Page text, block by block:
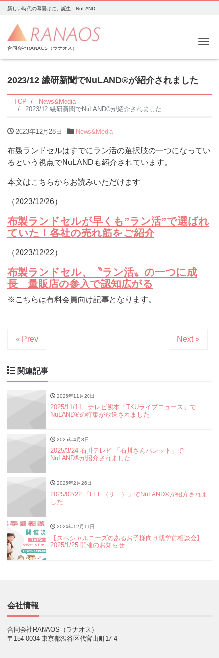
新しい時代の幕開けに。誕生、NuLAND
合同会社RANAOS（ラナオス）
2023/12 繊研新聞でNuLAND®︎が紹介されました
TOP
News&Media
2023/12 繊研新聞でNuLAND®︎が紹介されました
2023年12月28日 News&Media
布製ランドセルはすでにラン活の選択肢の一つになってい
るという視点でNuLANDも紹介されています。
本文はこちらからお読みいただけます
（2023/12/26）
布製ランドセルが早くも”ラン活”で選ばれ
ていた！各社の売れ筋をご紹介
（2023/12/22）
布製ランドセル、〝ラン活〟の一つに成
長 量販店の参入で認知広がる
※こちらは有料会員向け記事となります。
« Prev Next »
関連記事
2025年11月20日
2025/11/11 テレビ熊本「TKUライブニュース」で
NuLAND®の特集が放送されました
2025年4月3日
2025/3/24 石川テレビ 「石川さんパレット」で
NuLAND®︎が紹介されました
2025年2月26日
2025/02/22 「LEE（リー）」でNuLAND®︎が紹介されま
した
2024年12月11日
【スペシャルニーズのあるお子様向け就学前相談会】
2025/1/25 開催のお知らせ
会社情報
合同会社RANAOS（ラナオス）
〒154-0034 東京都渋谷区代官山町17-4